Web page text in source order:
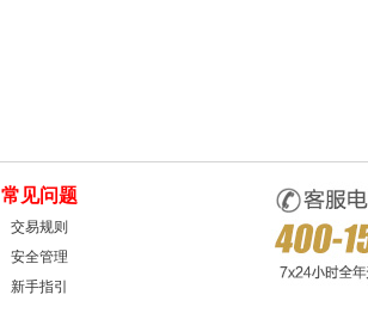
常见问题
交易规则
安全管理
新手指引